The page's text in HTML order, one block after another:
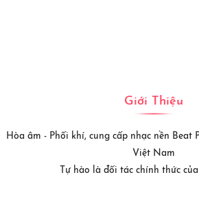
Giới Thiệu
Hòa âm - Phối khí, cung cấp nhạc nền Beat
Việt Nam
Tự hào là đối tác chính thức